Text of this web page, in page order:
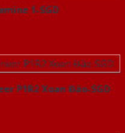
1-SGD
P1R2 Xoan Đào-SGD